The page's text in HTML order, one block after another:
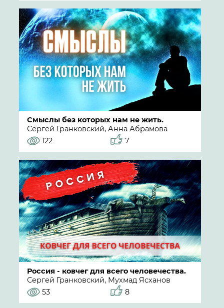
Смыслы без которых нам не жить.
Сергей Гранковский, Анна Абрамова
122
7
Россия - ковчег для всего человечества.
Сергей Гранковский, Мухмад Ясханов
53
8